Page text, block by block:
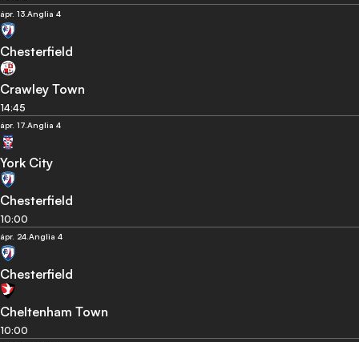
ápr. 13. Anglia 4
Chesterfield
Crawley Town
14:45
ápr. 17. Anglia 4
York City
Chesterfield
10:00
ápr. 24. Anglia 4
Chesterfield
Cheltenham Town
10:00